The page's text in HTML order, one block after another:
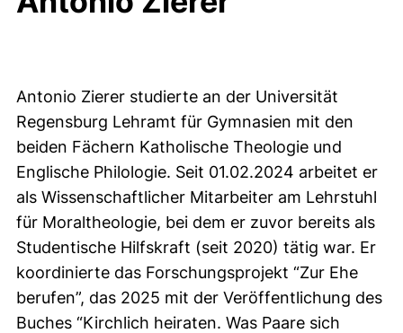
Antonio Zierer studierte an der Universität
Regensburg Lehramt für Gymnasien mit den
beiden Fächern Katholische Theologie und
Englische Philologie. Seit 01.02.2024 arbeitet er
als Wissenschaftlicher Mitarbeiter am Lehrstuhl
für Moraltheologie, bei dem er zuvor bereits als
Studentische Hilfskraft (seit 2020) tätig war. Er
koordinierte das Forschungsprojekt “Zur Ehe
berufen”, das 2025 mit der Veröffentlichung des
Buches “Kirchlich heiraten. Was Paare sich